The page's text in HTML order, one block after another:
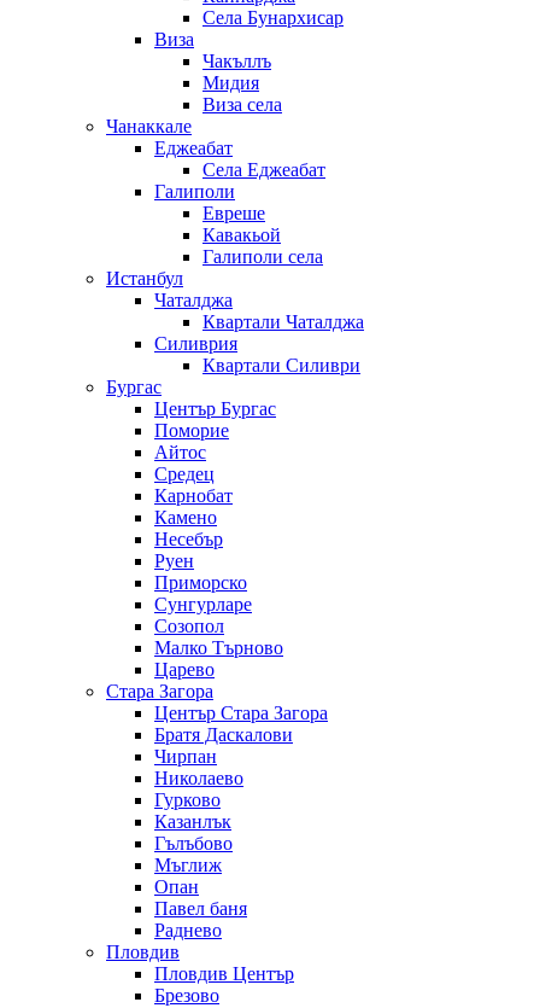
Села Бунархисар
Виза
Чакъллъ
Мидия
Виза села
Чанаккале
Еджеабат
Села Еджеабат
Галиполи
Евреше
Кавакьой
Галиполи села
Истанбул
Чаталджа
Квартали Чаталджа
Силиврия
Квартали Силиври
Бургас
Център Бургас
Поморие
Айтос
Средец
Карнобат
Камено
Несебър
Руен
Приморско
Сунгурларе
Созопол
Малко Търново
Царево
Стара Загора
Център Стара Загора
Братя Даскалови
Чирпан
Николаево
Гурково
Казанлък
Гълъбово
Мъглиж
Опан
Павел баня
Раднево
Пловдив
Пловдив Център
Брезово